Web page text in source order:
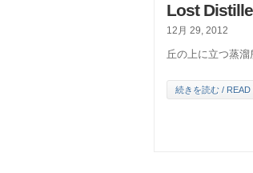
Lost
12月 29, 2012
丘の上に立つ蒸
続きを読む / READ